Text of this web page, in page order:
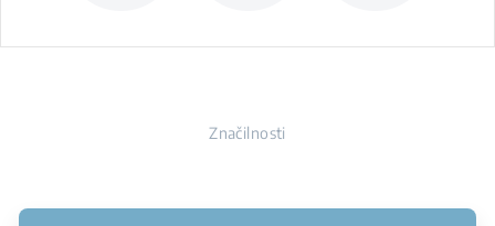
Značilnosti